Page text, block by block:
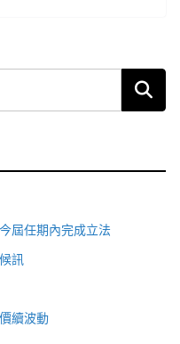
屆任期內完成立法
訊
續波動